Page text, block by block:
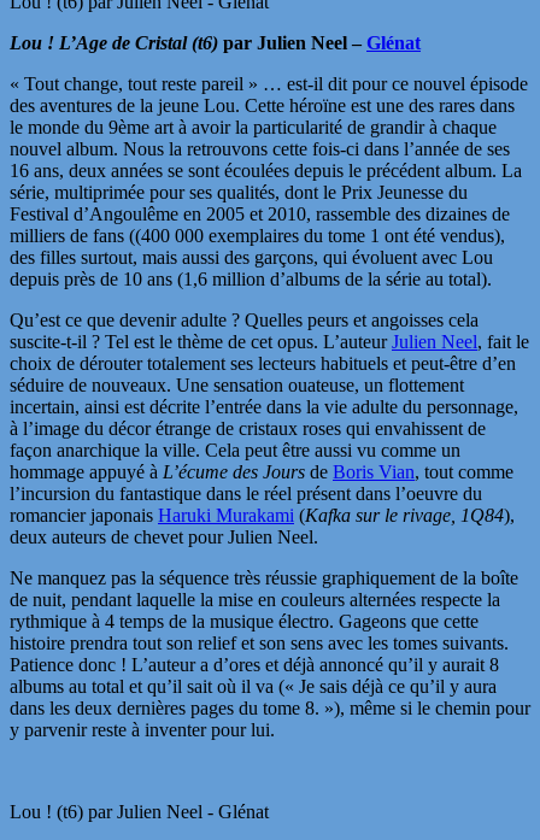
Lou ! L’Age de Cristal (t6) par Julien Neel –Glénat
« Tout change, tout reste pareil » … est-il dit pour ce nouvel épisode
des aventures de la jeune Lou. Cette héroïne est une des rares dans
le monde du 9ème art à avoir la particularité de grandir à chaque
nouvel album. Nous la retrouvons cette fois-ci dans l’année de ses
16 ans, deux années se sont écoulées depuis le précédent album. La
série, multiprimée pour ses qualités, dont le Prix Jeunesse du
Festival d’Angoulême en 2005 et 2010, rassemble des dizaines de
milliers de fans ((400 000 exemplaires du tome 1 ont été vendus),
des filles surtout, mais aussi des garçons, qui évoluent avec Lou
depuis près de 10 ans (1,6 million d’albums de la série au total).
Qu’est ce que devenir adulte ? Quelles peurs et angoisses cela
suscite-t-il ? Tel est le thème de cet opus. L’auteurJulien Neel, fait le
choix de dérouter totalement ses lecteurs habituels et peut-être d’en
séduire de nouveaux. Une sensation ouateuse, un flottement
incertain, ainsi est décrite l’entrée dans la vie adulte du personnage,
à l’image du décor étrange de cristaux roses qui envahissent de
façon anarchique la ville. Cela peut être aussi vu comme un
hommage appuyé à L’écume des Jours de Boris Vian, tout comme
l’incursion du fantastique dans le réel présent dans l’oeuvre du
romancier japonais Haruki Murakami (Kafka sur le rivage, 1Q84),
deux auteurs de chevet pour Julien Neel.
Ne manquez pas la séquence très réussie graphiquement de la boîte
de nuit, pendant laquelle la mise en couleurs alternées respecte la
rythmique à 4 temps de la musique électro. Gageons que cette
histoire prendra tout son relief et son sens avec les tomes suivants.
Patience donc ! L’auteur a d’ores et déjà annoncé qu’il y aurait 8
albums au total et qu’il sait où il va (« Je sais déjà ce qu’il y aura
dans les deux dernières pages du tome 8. »), même si le chemin pour
y parvenir reste à inventer pour lui.
Lou ! (t6) par Julien Neel - Glénat